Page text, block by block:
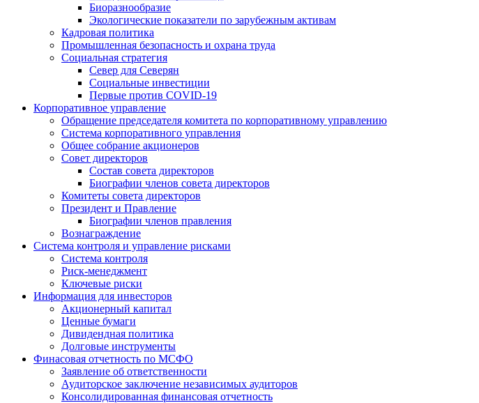
Биоразнообразие
Экологические показатели по зарубежным активам
Кадровая политика
Промышленная безопасность и охрана труда
Социальная стратегия
Север для Северян
Социальные инвестиции
Первые против COVID‑19
Корпоративное управление
Обращение председателя комитета по корпоративному управлению
Система корпоративного управления
Общее собрание акционеров
Совет директоров
Состав совета директоров
Биографии членов совета директоров
Комитеты совета директоров
Президент и Правление
Биографии членов правления
Вознаграждение
Система контроля и управление рисками
Система контроля
Риск-менеджмент
Ключевые риски
Информация для инвесторов
Акционерный капитал
Ценные бумаги
Дивидендная политика
Долговые инструменты
Финасовая отчетность по МСФО
Заявление об ответственности
Аудиторское заключение независимых аудиторов
Консолидированная финансовая отчетность